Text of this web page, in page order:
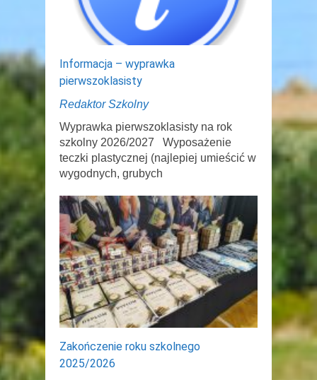
Informacja – wyprawka
pierwszoklasisty
Redaktor Szkolny
Wyprawka pierwszoklasisty na rok
szkolny 2026/2027 Wyposażenie
teczki plastycznej (najlepiej umieścić w
wygodnych, grubych
Zakończenie roku szkolnego
2025/2026